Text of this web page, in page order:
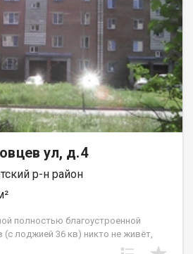
ул, д.4
р-н район
полностью благоустроенной
(с лоджией 36 кв) никто не живёт,
очень большая объёмная